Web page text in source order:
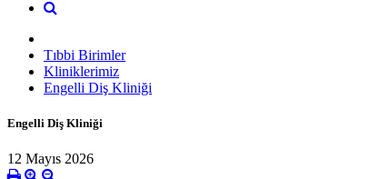
Tıbbi Birimler
Kliniklerimiz
Engelli Diş Kliniği
Engelli Diş Kliniği
12 Mayıs 2026